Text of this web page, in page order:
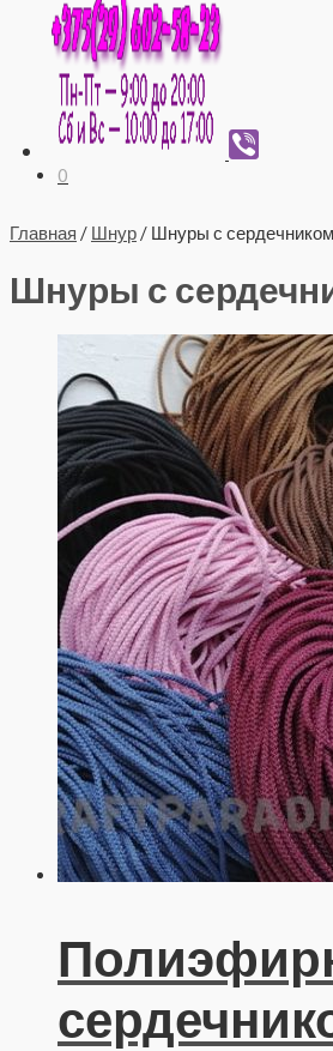
0
Главная / Шнур/ Шнуры с сердечником
Шнуры с